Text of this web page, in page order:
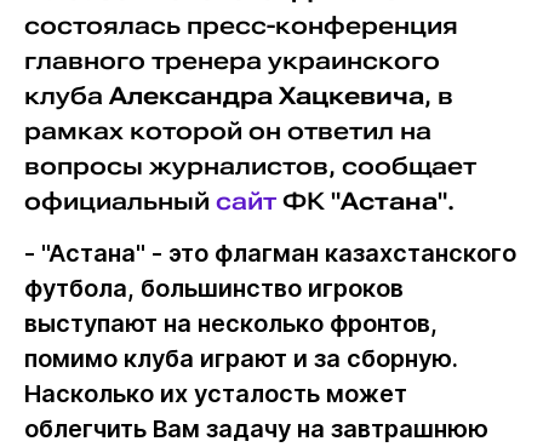
состоялась пресс-конференция
главного тренера украинского
клуба Александра Хацкевича, в
рамках которой он ответил на
вопросы журналистов, сообщает
официальный сайтФК "Астана".
- "Астана" - это флагман казахстанского
футбола, большинство игроков
выступают на несколько фронтов,
помимо клуба играют и за сборную.
Насколько их усталость может
облегчить Вам задачу на завтрашнюю